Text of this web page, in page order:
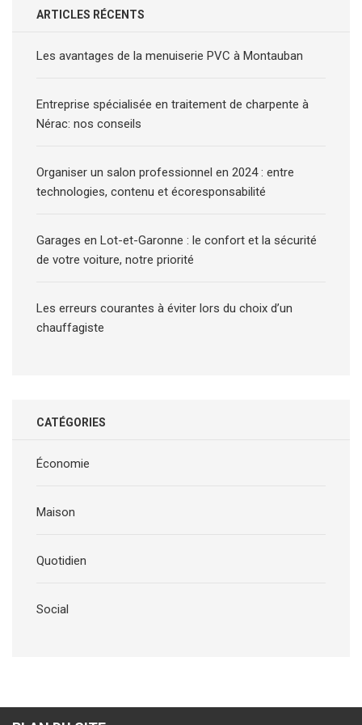
ARTICLES RÉCENTS
Les avantages de la menuiserie PVC à Montauban
Entreprise spécialisée en traitement de charpente à
Nérac: nos conseils
Organiser un salon professionnel en 2024 : entre
technologies, contenu et écoresponsabilité
Garages en Lot-et-Garonne : le confort et la sécurité
de votre voiture, notre priorité
Les erreurs courantes à éviter lors du choix d’un
chauffagiste
CATÉGORIES
Économie
Maison
Quotidien
Social